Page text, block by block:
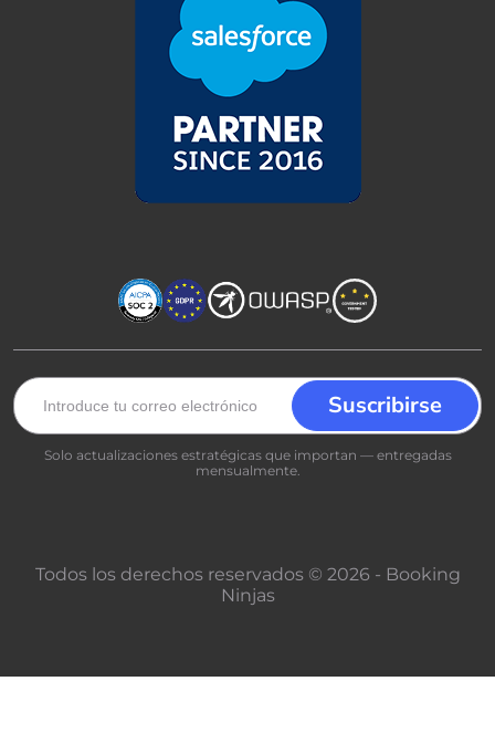
Solo actualizaciones estratégicas que importan — entregadas
mensualmente.
Todos los derechos reservados © 2026 - Booking
Ninjas